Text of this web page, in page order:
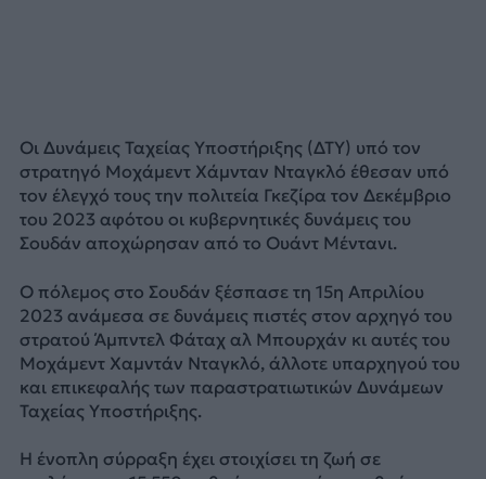
Οι Δυνάμεις Ταχείας Υποστήριξης (ΔΤΥ) υπό τον
στρατηγό Μοχάμεντ Χάμνταν Νταγκλό έθεσαν υπό
τον έλεγχό τους την πολιτεία Γκεζίρα τον Δεκέμβριο
του 2023 αφότου οι κυβερνητικές δυνάμεις του
Σουδάν αποχώρησαν από το Ουάντ Μέντανι.
Ο πόλεμος στο Σουδάν ξέσπασε τη 15η Απριλίου
2023 ανάμεσα σε δυνάμεις πιστές στον αρχηγό του
στρατού Άμπντελ Φάταχ αλ Μπουρχάν κι αυτές του
Μοχάμεντ Χαμντάν Νταγκλό, άλλοτε υπαρχηγού του
και επικεφαλής των παραστρατιωτικών Δυνάμεων
Ταχείας Υποστήριξης.
Η ένοπλη σύρραξη έχει στοιχίσει τη ζωή σε